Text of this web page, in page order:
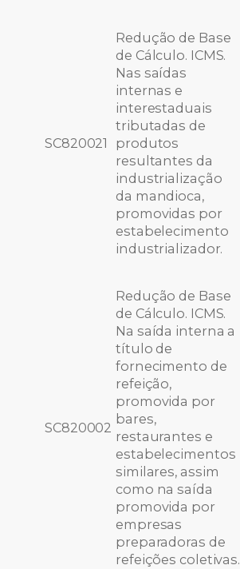
SC820021
Redução de Base
de Cálculo. ICMS.
Nas saídas
internas e
interestaduais
tributadas de
produtos
resultantes da
industrialização
da mandioca,
promovidas por
estabelecimento
industrializador.
SC820002
Redução de Base
de Cálculo. ICMS.
Na saída interna a
título de
fornecimento de
refeição,
promovida por
bares,
restaurantes e
estabelecimentos
similares, assim
como na saída
promovida por
empresas
preparadoras de
refeições coletivas.